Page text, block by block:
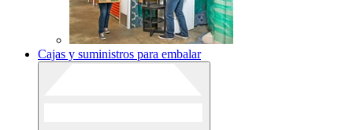
Cajas y suministros para embalar